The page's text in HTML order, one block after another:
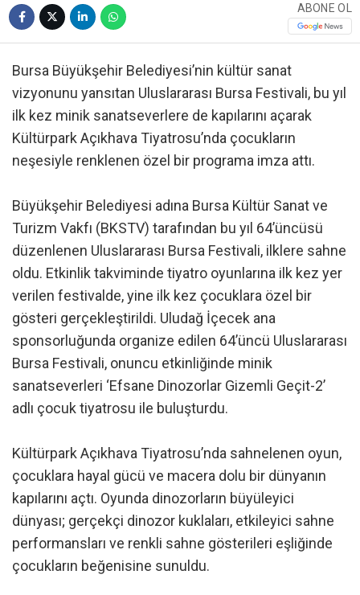
ABONE OL
Bursa Büyükşehir Belediyesi’nin kültür sanat
vizyonunu yansıtan Uluslararası Bursa Festivali, bu yıl
ilk kez minik sanatseverlere de kapılarını açarak
Kültürpark Açıkhava Tiyatrosu’nda çocukların
neşesiyle renklenen özel bir programa imza attı.
Büyükşehir Belediyesi adına Bursa Kültür Sanat ve
Turizm Vakfı (BKSTV) tarafından bu yıl 64’üncüsü
düzenlenen Uluslararası Bursa Festivali, ilklere sahne
oldu. Etkinlik takviminde tiyatro oyunlarına ilk kez yer
verilen festivalde, yine ilk kez çocuklara özel bir
gösteri gerçekleştirildi. Uludağ İçecek ana
sponsorluğunda organize edilen 64’üncü Uluslararası
Bursa Festivali, onuncu etkinliğinde minik
sanatseverleri ‘Efsane Dinozorlar Gizemli Geçit-2’
adlı çocuk tiyatrosu ile buluşturdu.
Kültürpark Açıkhava Tiyatrosu’nda sahnelenen oyun,
çocuklara hayal gücü ve macera dolu bir dünyanın
kapılarını açtı. Oyunda dinozorların büyüleyici
dünyası; gerçekçi dinozor kuklaları, etkileyici sahne
performansları ve renkli sahne gösterileri eşliğinde
çocukların beğenisine sunuldu.